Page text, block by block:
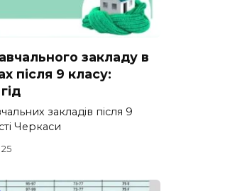
закладу в
після 9 класу:
закладів після 9
Черкаси
25